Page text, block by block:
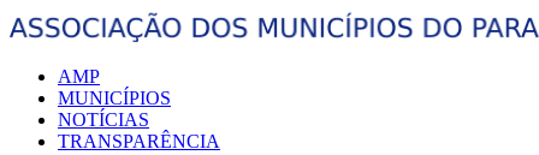
AMP
MUNICÍPIOS
NOTÍCIAS
TRANSPARÊNCIA